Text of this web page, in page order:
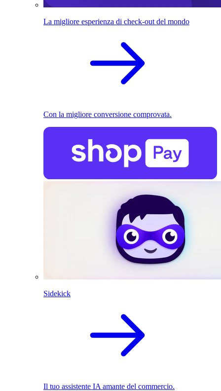
La migliore esperienza di check-out del mondo
Con la migliore conversione comprovata.
Sidekick
Il tuo assistente IA amante del commercio.